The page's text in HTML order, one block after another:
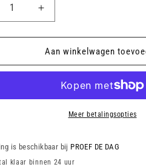
Aantal
verhogen
voor
Groene
Thee
Cool
Temptation
(Lemon
Aan winkelwagen
Meer betalingsopties
is beschikbaar bij PROEF DE DAG
klaar binnen 24 uur